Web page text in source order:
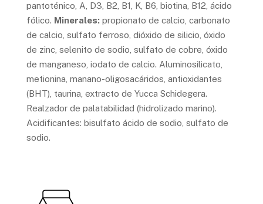
pantoténico, A, D3, B2, B1, K, B6, biotina, B12, ácido
fólico. Minerales: propionato de calcio, carbonato
de calcio, sulfato ferroso, dióxido de silicio, óxido
de zinc, selenito de sodio, sulfato de cobre, óxido
de manganeso, iodato de calcio. Aluminosilicato,
metionina, manano-oligosacáridos, antioxidantes
(BHT), taurina, extracto de Yucca Schidegera.
Realzador de palatabilidad (hidrolizado marino).
Acidificantes: bisulfato ácido de sodio, sulfato de
sodio.